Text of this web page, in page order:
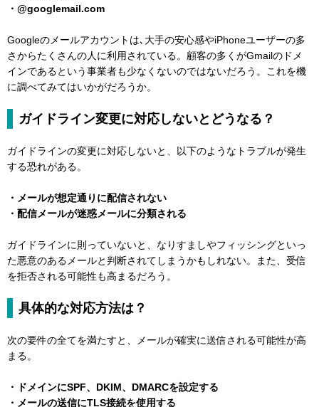
・@googlemail.com
Googleのメールアカウントは､大手の安心感やiPhoneユーザーの多
さからたくさんの人に利用されている。顧客の多くがGmailのドメ
インであるという事業者も少なくないのではないだろう。これを機
に調べてみてはいかがだろうか。
ガイドライン変更に対応しないとどうなる？
ガイドラインの変更に対応しないと、以下のようなトラブルが発生
する恐れがある。
・メールが想定通りに配信されない
・配信メールが迷惑メールに分類される
ガイドラインに則っていないと、なりすましやフィッシングといっ
た悪意のあるメールと判断されてしまうかもしれない。また、受信
を拒否される可能性も高まるだろう。
具体的な対応方法は？
次の要件の全てを満たすと、メールが確実に送信される可能性が高
まる。
・ドメインにSPF、DKIM、DMARCを設定する
・メールの送信にTLS接続を使用する